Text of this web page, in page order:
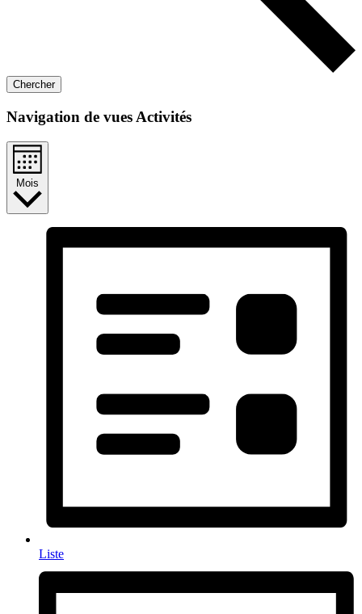
Chercher
Navigation de vues Activités
Mois
Liste